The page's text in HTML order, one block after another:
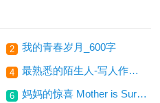
2 我的青春岁月_600字
4 最熟悉的陌生人-写人作文600字
6 妈妈的惊喜 Mother is Surprise